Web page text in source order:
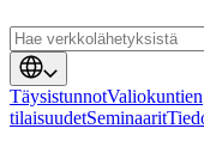
TäysistunnotValiokuntien
tilaisuudetSeminaarit